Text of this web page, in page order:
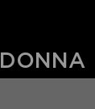
DONNA